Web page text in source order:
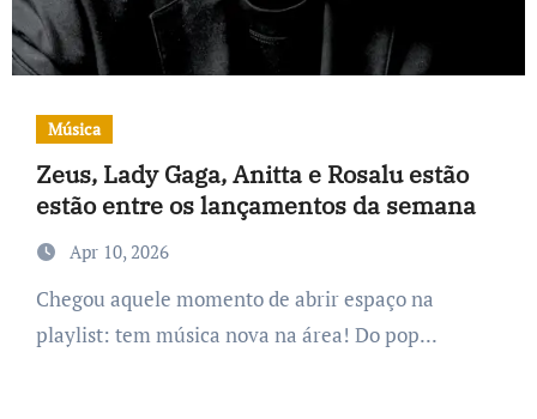
Música
Zeus, Lady Gaga, Anitta e Rosalu estão
estão entre os lançamentos da semana
Apr 10, 2026
Chegou aquele momento de abrir espaço na
playlist: tem música nova na área! Do pop...